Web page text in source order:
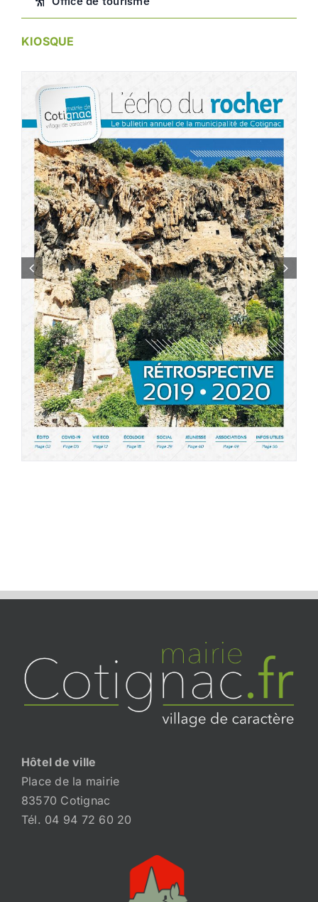
KIOSQUE
Hôtel de ville
Place de la mairie
83570 Cotignac
Tél. 04 94 72 60 20